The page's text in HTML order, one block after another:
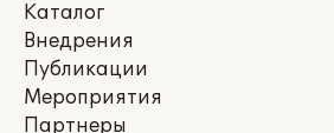
Каталог
Внедрения
Публикации
Мероприятия
Партнеры